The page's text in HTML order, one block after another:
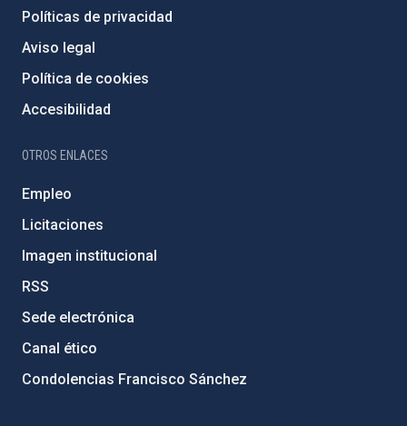
Políticas de privacidad
Aviso legal
Política de cookies
Accesibilidad
OTROS ENLACES
Empleo
Licitaciones
Imagen institucional
RSS
Sede electrónica
Canal ético
Condolencias Francisco Sánchez